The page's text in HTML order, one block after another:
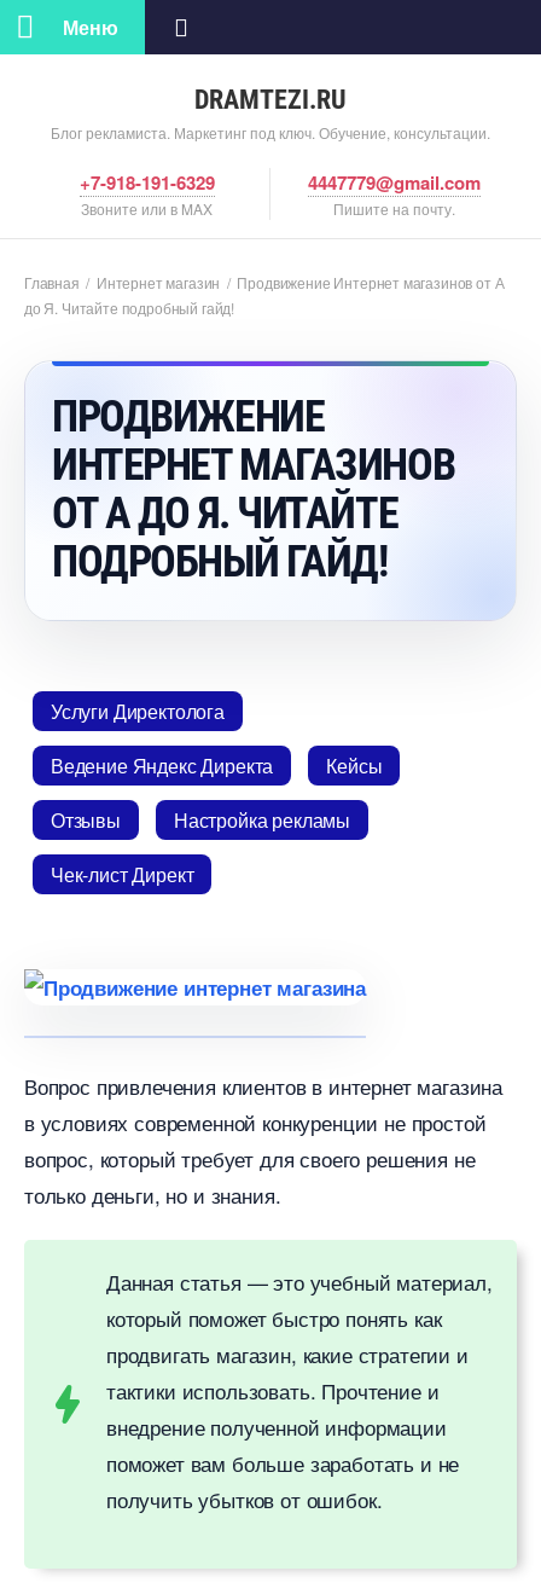
DRAMTEZI.RU
Блог рекламиста. Маркетинг под ключ. Обучение, консультации.
Меню
+7-918-191-6329
Звоните или в MAX
4447779@gmail.com
Пишите на почту.
Главная / Интернет магазин / Продвижение Интернет магазинов от А
до Я. Читайте подробный гайд!
ПРОДВИЖЕНИЕ
ИНТЕРНЕТ МАГАЗИНО
ОТ А ДО Я. ЧИТАЙТЕ
ПОДРОБНЫЙ ГАЙД!
Услуги Директолога
едение Яндекс Директа
Кейсы
Отзывы
Настройка рекламы
Чек-лист Директ
опрос привлечения клиентов в интернет магазина
условиях современной конкуренции не простой
опрос, который требует для своего решения не
только деньги, но и знания.
Данная статья — это учебный материал,
который поможет быстро понять как
продвигать магазин, какие стратегии и
тактики использовать. Прочтение и
недрение полученной информации
поможет вам больше заработать и не
получить убытков от ошибок.